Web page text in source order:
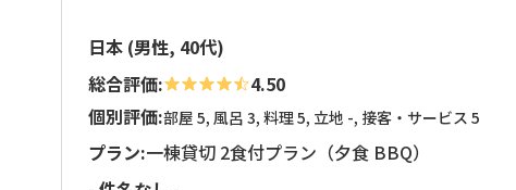
日本 (男性, 40代)
総合評価:
4.50
個別評価:部屋 5, 風呂 3, 料理 5, 立地 -, 接客・サービス 5
プラン:一棟貸切 2食付プラン（夕食 BBQ）